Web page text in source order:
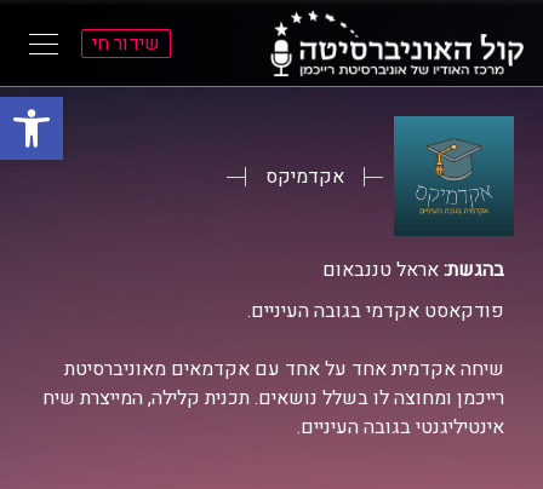
פתח
שידור חי
אקדמיקס
בהגשת:אראל טננבאום
פודקאסט אקדמי בגובה העיניים.
שיחה אקדמית אחד על אחד עם אקדמאים מאוניברסיטת
רייכמן ומחוצה לו בשלל נושאים. תכנית קלילה, המייצרת שיח
אינטיליגנטי בגובה העיניים.